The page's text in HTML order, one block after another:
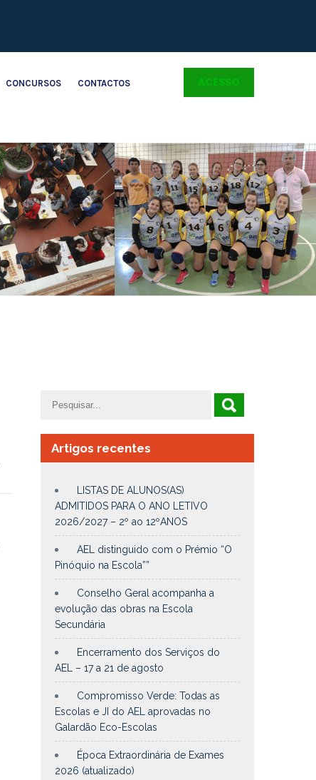
CONCURSOS CONTACTOS ACESSO
Artigos recentes
LISTAS DE ALUNOS(AS)
ADMITIDOS PARA O ANO LETIVO
2026/2027 – 2º ao 12ºANOS
AEL distinguido com o Prémio “O
Pinóquio na Escola””
Conselho Geral acompanha a
evolução das obras na Escola
Secundária
Encerramento dos Serviços do
AEL – 17 a 21 de agosto
Compromisso Verde: Todas as
Escolas e JI do AEL aprovadas no
Galardão Eco-Escolas
Época Extraordinária de Exames
2026 (atualizado)